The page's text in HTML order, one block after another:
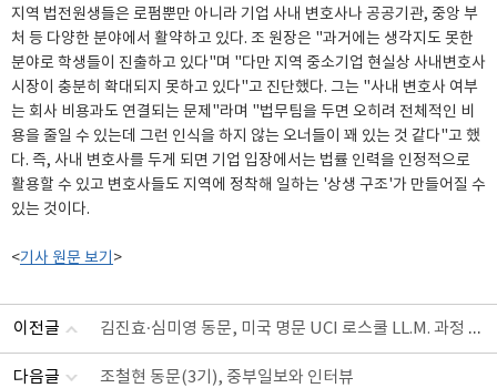
지역 법전원생들은 로펌뿐만 아니라 기업 사내 변호사나 공공기관, 중앙 부
처 등 다양한 분야에서 활약하고 있다. 조 원장은 "과거에는 생각지도 못한
분야로 학생들이 진출하고 있다"며 "다만 지역 중소기업 현실상 사내변호사
시장이 충분히 확대되지 못하고 있다"고 진단했다. 그는 "사내 변호사 여부
는 회사 비용과도 연결되는 문제"라며 "법무팀을 두면 오히려 전체적인 비
용을 줄일 수 있는데 그런 인식을 하지 않는 오너들이 꽤 있는 것 같다"고 했
다. 즉, 사내 변호사를 두게 되면 기업 입장에서는 법률 인력을 인정적으로
활용할 수 있고 변호사들도 지역에 정착해 일하는 '상생 구조'가 만들어질 수
있는 것이다.
<기사 원문 보기 >
이전글 김진효·심미영 동문, 미국 명문 UCI 로스쿨 LL.M. 과정 졸업
다음글 조철현 동문(3기), 중부일보와 인터뷰